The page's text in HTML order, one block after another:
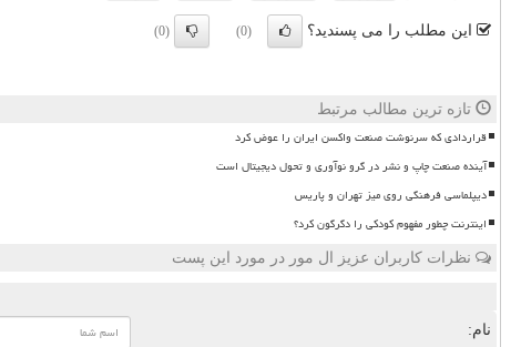
این مطلب را می پسندید؟ (0)
(0)
تازه ترین مطالب مرتبط
قراردادی که سرنوشت صنعت واکسن ایران را عوض کرد
آینده صنعت چاپ و نشر در گرو نوآوری و تحول دیجیتال است
دیپلماسی فرهنگی روی میز تهران و پاریس
اینترنت چطور مفهوم کودکی را دگرگون کرد؟
نظرات کاربران عزیز ال مور در مورد این پست
نام: